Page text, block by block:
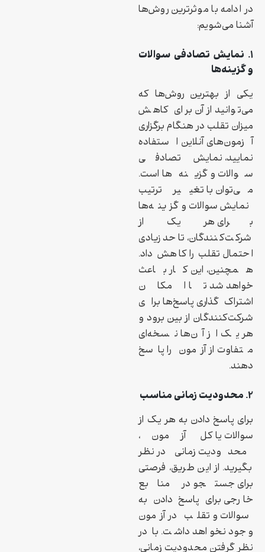
در ادامه با موثرترین روش‌ها
آشنا می‌شویم:
۱. نمایش تصادفی سوالات
و گزینه‌ها
یکی از بهترین روش‌ها که
می‌توانید از آن برای کاهش
میزان تقلب در هنگام برگزاری
آزمون‌های آنلاین استفاده
نمایید، نمایش تصادفی
سوالات و گزینه‌ها است.
می‌توان با تغییر ترتیب
نمایش سوالات و گزینه‌ها
برای هر یک از
شرکت‌کنندگان، تا حد زیادی
احتمال تقلب را کاهش داد.
همچنین، این کار باعث
خواهد شد تا امکان
اشتراک‌گذاری پاسخ‌ها برای
شرکت‌کنندگان از بین برود و
هر یک از آن‌ها نسخه‌ای
متفاوت از آزمون را پاسخ
دهند.
۲. محدودیت زمانی مناسب
برای پاسخ دادن به هر یک از
سوالات یا کل آزمون،
محدودیت زمانی در نظر
بگیرید. از این طریق، فرصتی
برای جستجو در منابع
خارجی برای پاسخ دادن به
سوالات و تقلب در آزمون
وجود نخواهد داشت. با در
نظر گرفتن محدودیت زمانی،